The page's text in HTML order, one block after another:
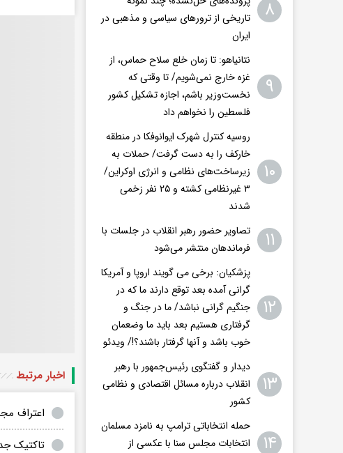
اخبار مرتبط
اعتراف
تاکتیک
۸
تاریخی از ترورهای سیاسی و مذهبی در
ایران
۹
نتانیاهو: تا زمان خلع سلاح حماس، از
غزه خارج نمی‌شویم/ تا وقتی که
نخست‌وزیر باشم، اجازه تشکیل کشور
فلسطین را نخواهم داد
۱۰
روسیه کنترل شهرک ایوانوفکا در منطقه
خارکف را به دست گرفت/ حملات به
زیرساخت‌های نظامی و انرژی اوکراین/
۳ غیرنظامی کشته و ۲۵ نفر زخمی
شدند
۱۱
تصاویر حضور رهبر انقلاب در جلسات با
فرماندهان منتشر می‌شود
۱۲
پزشکیان: برخی می گویند اروپا و آمریکا
گرانی آمده بعد توقع دارند ما که در
جنگیم گرانی نباشد/ ما در جنگ و
گرفتاری هستیم بعد باید ما وضعمان
خوب باشد و آنها گرفتار باشند؟!/ ویدئو
۱۳
دیدار و گفتگوی رئیس‌جمهور با رهبر
انقلاب درباره مسائل اقتصادی و نظامی
کشور
۱۴
حمله انتخاباتی ترامپ به نامزد مسلمان
انتخابات مجلس سنا با عکسی از